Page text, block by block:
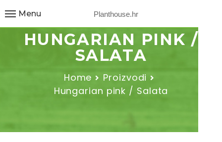
Planthouse.hr
Menu
HUNGARIAN PINK /
SALATA
Home
Proizvodi
Hungarian pink / Salata